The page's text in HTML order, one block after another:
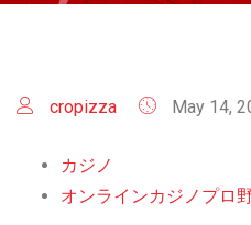
cropizza May 14,
カジノ
オンラインカジノプロ